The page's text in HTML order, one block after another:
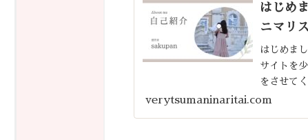
はじめ
ニマリ
はじめま
サイトを
をさせて
理したり
verytsumaninaritai.com